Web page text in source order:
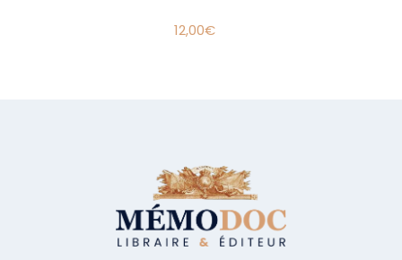
12,00€